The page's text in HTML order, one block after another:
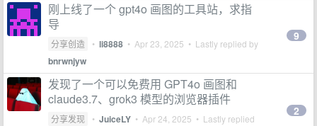
刚上线了一个 gpt4o 画图的工具站，求指
导
分享创造 • li8888 • Apr 23, 2025 • Lastly replied by
bnrwnjyw
9
发现了一个可以免费用 GPT4o 画图和
claude3.7、grok3 模型的浏览器插件
分享发现 • JuiceLY • Apr 24, 2025 • Lastly replied
2